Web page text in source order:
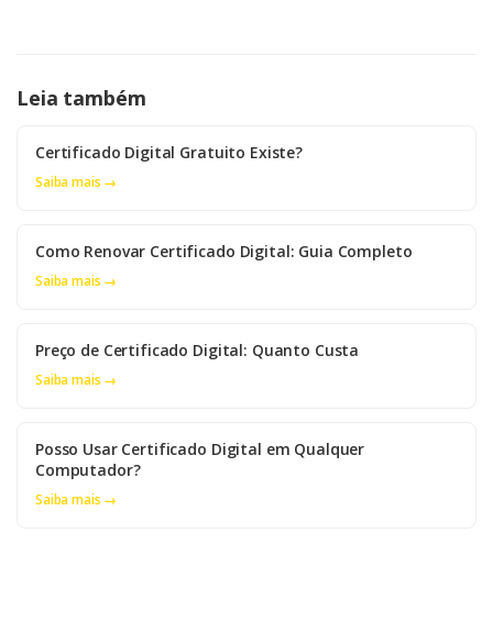
Leia também
Certificado Digital Gratuito Existe?
Saiba mais →
Como Renovar Certificado Digital: Guia Completo
Saiba mais →
Preço de Certificado Digital: Quanto Custa
Saiba mais →
Posso Usar Certificado Digital em Qualquer
Computador?
Saiba mais →